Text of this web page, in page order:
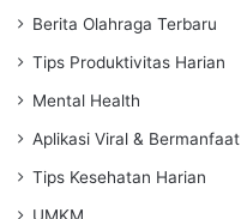
Berita Olahraga Terbaru
Tips Produktivitas Harian
Mental Health
Aplikasi Viral & Bermanfaat
Tips Kesehatan Harian